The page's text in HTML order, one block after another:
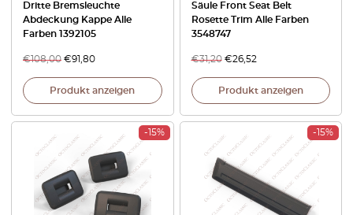
Dritte Bremsleuchte
Abdeckung Kappe Alle
Farben 1392105
€108,00 €91,80
Produkt anzeigen
Säule Front Seat Belt
Rosette Trim Alle Farben
3548747
€31,20 €26,52
Produkt anzeigen
-15% -15%